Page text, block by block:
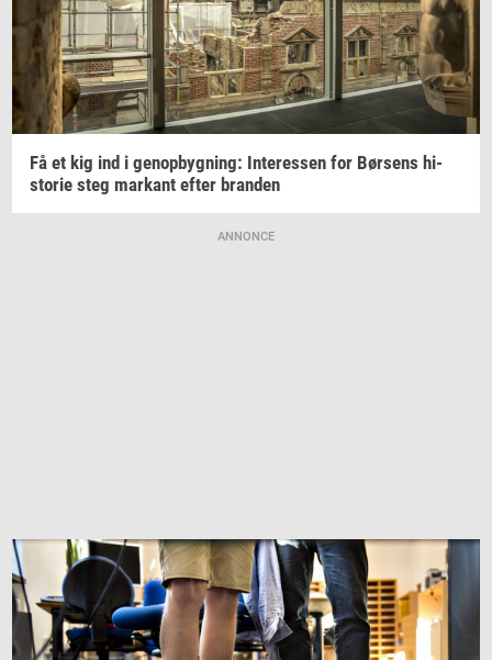
Få et kig ind i genop­byg­ning: In­ter­es­sen for Bør­sens hi­
sto­rie steg mar­kant efter bran­den
ANNONCE